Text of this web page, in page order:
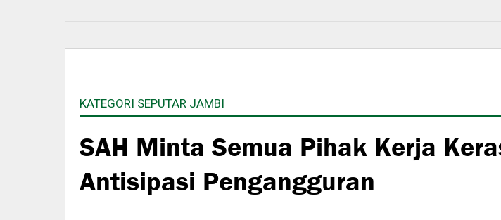
KATEGORI SEPUTAR JAMBI
SAH Minta Semua Pihak Kerja
Antisipasi Pengangguran